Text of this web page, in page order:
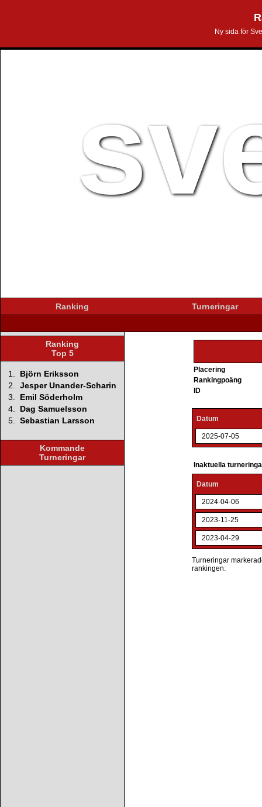
Ny sida för
Ranking Turneringar
Ranking
Top 5
1.
Björn Eriksson
2. Jesper Unander-Scharin
3.
Emil Söderholm
4.
Dag Samuelsson
5. Sebastian Larsson
Kommande
Turneringar
Placering
Rankingpoäng
ID
Datum
2025-07-05
Inaktuella
Datum
2024-04-06
2023-11-25
2023-04-29
Turneringar
rankingen.